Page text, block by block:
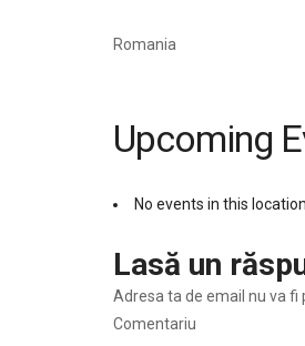
Romania
Upcoming
No events in this location
Lasă un
Adresa ta de email nu va fi
Comentariu